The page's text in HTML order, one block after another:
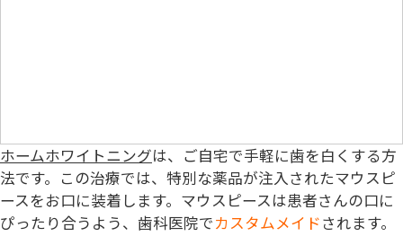
ホームホワイトニングは、ご自宅で手軽に歯を白くする方
法です。この治療では、特別な薬品が注入されたマウスピ
ースをお口に装着します。マウスピースは患者さんの口に
ぴったり合うよう、歯科医院でカスタムメイドされます。